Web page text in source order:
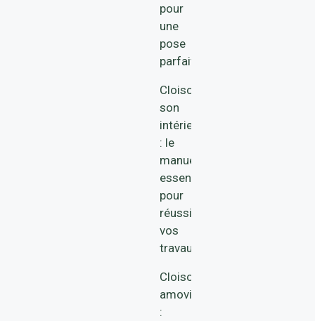
pour
une
pose
parfaite
Cloisonner
son
intérieur
: le
manuel
essentiel
pour
réussir
vos
travaux
Cloisons
amovibles
: